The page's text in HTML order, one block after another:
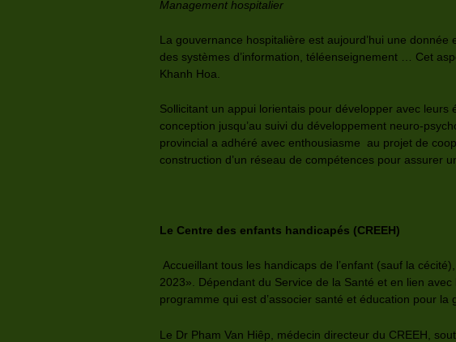
Management hospitalier
La gouvernance hospitalière est aujourd’hui une
des systèmes d’information, téléenseignement … Cet
Khanh Hoa.
Sollicitant un appui lorientais pour développer avec
conception jusqu’au suivi du développement neuro-
provincial a adhéré avec enthousiasme au projet de
construction d’un réseau de compétences pour assurer
Le Centre des enfants handicapés (CREEH)
Accueillant tous les handicaps de l’enfant (sauf la
2023». Dépendant du Service de la Santé et en lien
programme qui est d’associer santé et éducation pour
Le Dr Pham Van Hiêp, médecin directeur du CREEH,